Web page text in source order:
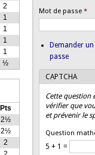
2
1
1
1
1
½
Pts
2½
2½
2
Mot de passe *
Demander
passe
CAPTCHA
Cette question
vérifier que
et prévenir le
Question
5 + 1 =